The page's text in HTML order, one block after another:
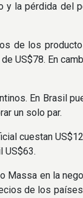
la pérdida del
de los
US$78. En
En Brasil
un solo par.
cuestan
US$63.
Massa en la
de los